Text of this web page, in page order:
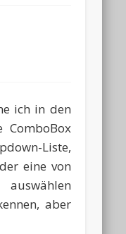
ich in den
ComboBox
Liste,
eine von
aber